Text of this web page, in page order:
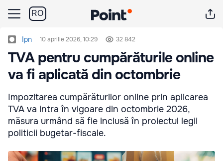
RO
Ipn 10 aprilie 2026, 10:29 32 842
TVA pentru cumpărăturile online
va fi aplicată din octombrie
Impozitarea cumpărăturilor online prin aplicarea
TVA va intra în vigoare din octombrie 2026,
măsura urmând să fie inclusă în proiectul legii
politicii bugetar-fiscale.